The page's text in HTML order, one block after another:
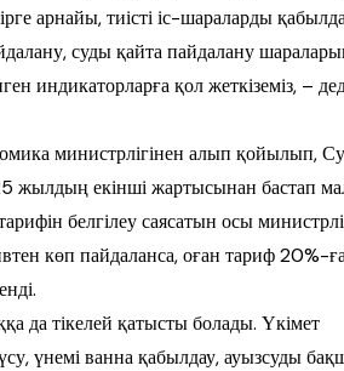
ар­найы, тиісті іс-шараларды
суды қайта пай­далану
индикаторларға қол жеткіземіз, –
ми­нистр­лігі­нен алып қойылып, Су
жылдың екінші жартысынан бас­тап
бел­гілеу саясатын осы
көп пайдаланса, оған та­риф 20%-
да тікелей қа­тысты болады. Үкімет
үнемі ванна қабылдау, ауызсуды